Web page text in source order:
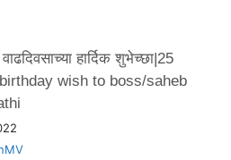
वाढदिवसाच्या हार्दिक शुभेच्छा|25
wish to boss/saheb